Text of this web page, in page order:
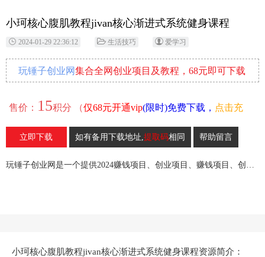
小珂核心腹肌教程jivan核心渐进式系统健身课程
2024-01-29 22:36:12 生活技巧 爱学习
玩锤子创业网集合全网创业项目及教程，68元即可下载
售价： 15积分 （仅68元开通vip(限时)免费下载， 点击充
）
立即下载 如有备用下载地址,提取码相同 帮助留言
玩锤子创业网是一个提供2024赚钱项目、创业项目、赚钱项目、创业赚钱教程、引流教程的创业网,欢迎来玩锤子创业网！
小珂核心腹肌教程jivan核心渐进式系统健身课程资源简介：